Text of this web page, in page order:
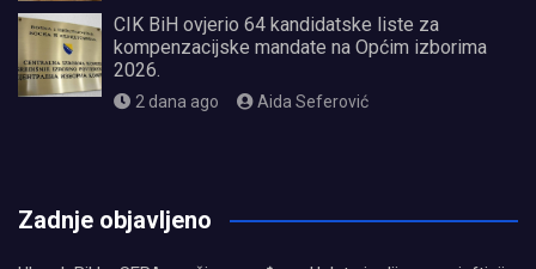
CIK BiH ovjerio 64 kandidatske liste za
kompenzacijske mandate na Općim izborima
2026.
2 dana ago Aida Seferović
Zadnje objavljeno